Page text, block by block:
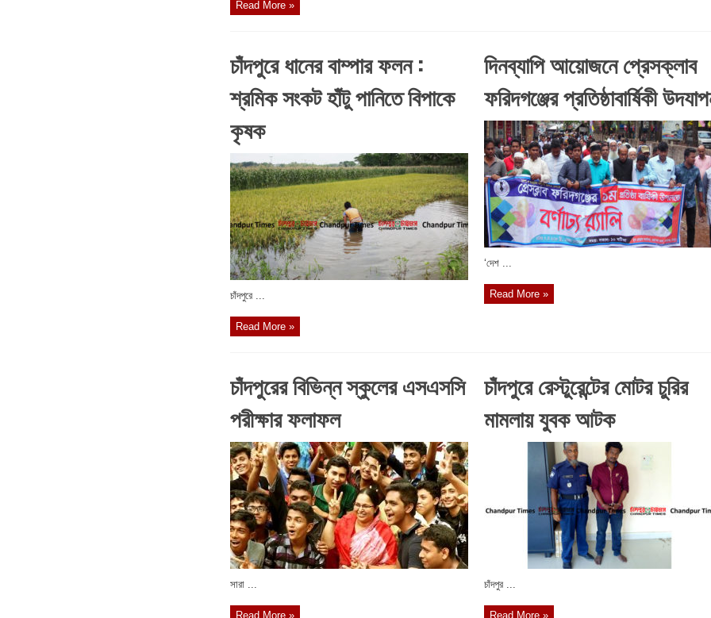
Read More »
চাঁদপুরে ধানের বাম্পার ফলন :
শ্রমিক সংকট হাঁটু পানিতে বিপাকে
কৃষক
চাঁদপুরে ...
Read More »
দিনব্যাপি আয়োজনে প্রেসক্লাব
ফরিদগঞ্জের প্রতিষ্ঠাবার্ষিকী
‘দেশ ...
Read More »
চাঁদপুরের বিভিন্ন স্কুলের এসএসসি
পরীক্ষার ফলাফল
সারা ...
Read More »
চাঁদপুরে রেস্টুরেন্টের মোটর চুরির
মামলায় যুবক আটক
চাঁদপুর ...
Read More »